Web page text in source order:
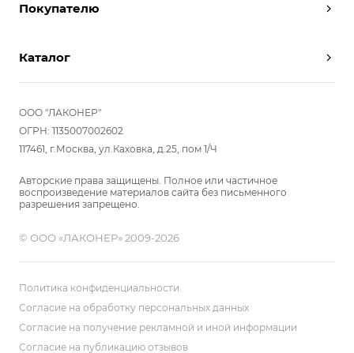
Условия работы
Отзывы
Вопрос-ответ
Покупателю
Вызвать дизайнера
Реализованные проекты
Комплектуем шкаф-купе
Каталог
Шкафы
Прихожие
Гостиные
Гардеробные
Детские
Кухни
Мебель в ванную
Распродажа
Двери и перегородки
Библиотеки, домашний офис
Мягкие панели
ООО "ЛАКОНЕР"
ОГРН: 1135007002602
117461, г.Москва, ул.Каховка, д.25, пом 1/Ч
Авторские права защищены. Полное или частичное
воспроизведение материалов сайта без письменного
разрешения запрещено.
© ООО «ЛАКОНЕР» 2009-2026
Политика конфиденциальности
Согласие на обработку персональных данных
Согласие на получение рекламной и иной информации
Согласие на публикацию отзывов